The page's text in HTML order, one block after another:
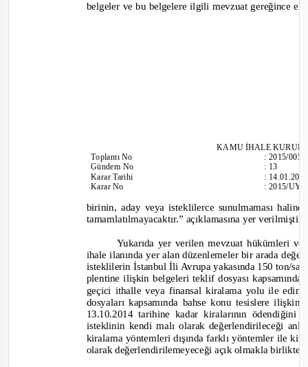
belgeler ve bu belgelere ilgili mevzuat gereğince
KAMU İHALE
ToplantıNo
Gündem No
Karar Tarihi
Karar No
:2015/005
: 13
:
:2015/
birinin, aday veya isteklilerce sunulmaması
tamamlatılmayacaktır.” açıklamasına yer
Yukarıda yer verilen mevzuat hükümleri
ihale ilanında yer alan düzenlemeler bir arada
isteklilerin İstanbul İli Avrupa yakasında 150 ton/
plentine ilişkin belgeleri teklif dosyası
geçici ithalle veya finansal kiralama yolu ile
dosyaları kapsamında bahse konu tesislere
13.10.2014 tarihine kadar kiralarının
isteklinin kendi malı olarak değerlendirileceği
kiralama yöntemleri dışında farklı yöntemler ile
olarak değerlendirilemeyeceği açık olmakla birlikte,